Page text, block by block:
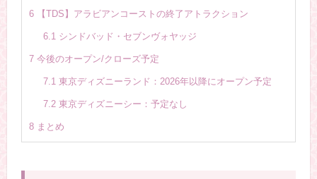
6 【TDS】アラビアンコーストの終了アトラクション
6.1シンドバッド・セブンヴォヤッジ
7 今後のオープン/クローズ予定
7.1東京ディズニーランド：2026年以降にオープン予定
7.2東京ディズニーシー：予定なし
8 まとめ